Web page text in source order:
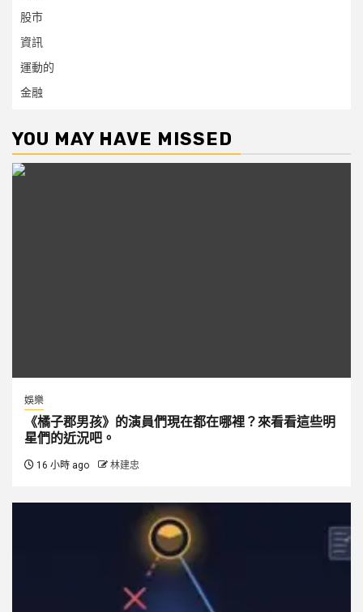
股市
資訊
運動的
金融
YOU MAY HAVE MISSED
娛樂
《橘子郡男孩》的演員們現在都在哪裡？來看看這些明
星們的近況吧。
16 小時 ago 林建忠